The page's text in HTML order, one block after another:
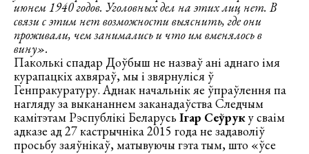
июнем 1940 годов. Уголовных дел на этих лиц нет. В
связи с этим нет возможности выяснить, где они
проживали, чем занимались и что им вменялось в
вину».
Паколькі спадар Доўбыш не назваў ані аднаго імя
курапацкіх ахвяраў, мы і звярнуліся ў
Генпракуратуру. Аднак начальнік яе ўпраўлення па
нагляду за выкананнем заканадаўства Следчым
камітэтам Рэспублікі БеларусьІгар Сеўруку сваім
адказе ад 27 кастрычніка 2015 года не задаволіў
просьбу заяўнікаў, матывуючы гэта тым, што «ўсе